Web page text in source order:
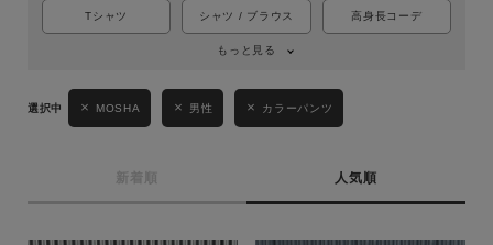
Tシャツ シャツ / ブラウス 高身長コーデ
もっと見る
MOSHA 男性 カラーパンツ
新着順 人気順